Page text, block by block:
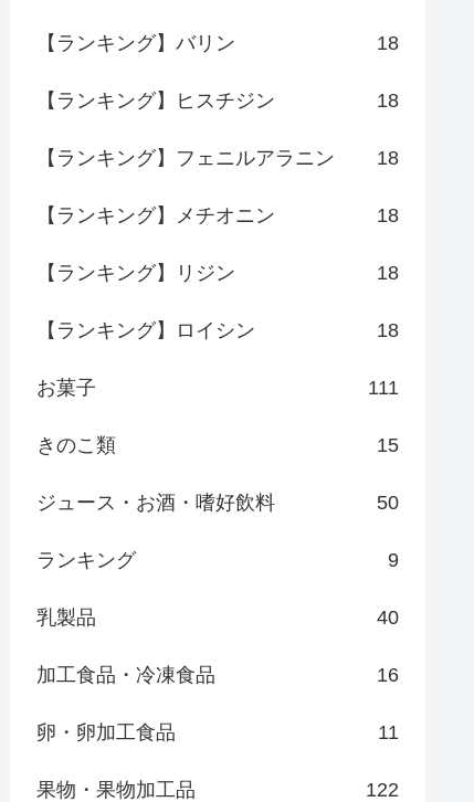
【ランキング】バリン 18
【ランキング】ヒスチジン 18
【ランキング】フェニルアラニン 18
【ランキング】メチオニン 18
【ランキング】リジン 18
【ランキング】ロイシン 18
お菓子 111
きのこ類 15
ジュース・お酒・嗜好飲料 50
ランキング 9
乳製品 40
加工食品・冷凍食品 16
卵・卵加工食品 11
果物・果物加工品 122